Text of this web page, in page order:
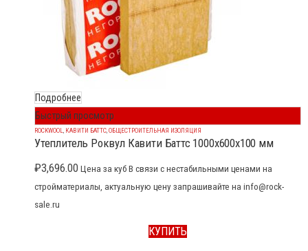
Подробнее
Быстрый просмотр
ROCKWOOL КАВИТИ БАТТС ОБЩЕСТРОИТЕЛЬНАЯ ИЗОЛЯЦИЯ
Утеплитель Роквул Кавити Баттс 1000x600x100 мм
₽3,696.00 Цена за куб В связи с нестабильными ценами на
стройматериалы, актуальную цену запрашивайте на info@rock-
sale.ru
КУПИТЬ